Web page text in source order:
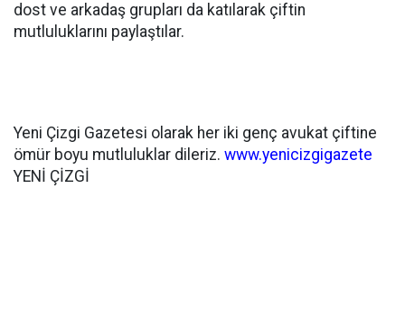
dost ve arkadaş grupları da katılarak çiftin
mutluluklarını paylaştılar.
Yeni Çizgi Gazetesi olarak her iki genç avukat çiftine
ömür boyu mutluluklar dileriz. www.yenicizgigazete
YENİ ÇİZGİ